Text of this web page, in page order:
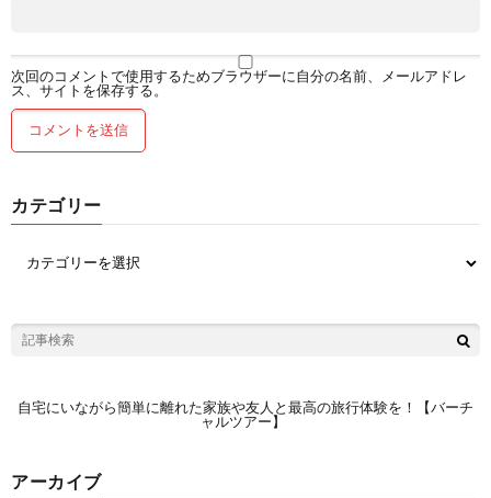
次回のコメントで使用するためブラウザーに自分の名前、メールアドレ
ス、サイトを保存する。
カテゴリー
自宅にいながら簡単に離れた家族や友人と最高の旅行体験を！【バーチ
ャルツアー】
アーカイブ